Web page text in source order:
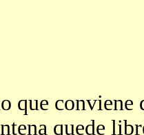
conviene
quede